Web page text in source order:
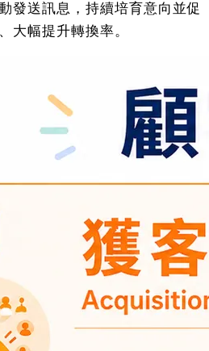
發送訊息，持續培育意向並促
大幅提升轉換率。